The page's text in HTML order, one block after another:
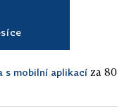
s mobilní aplikací za 80